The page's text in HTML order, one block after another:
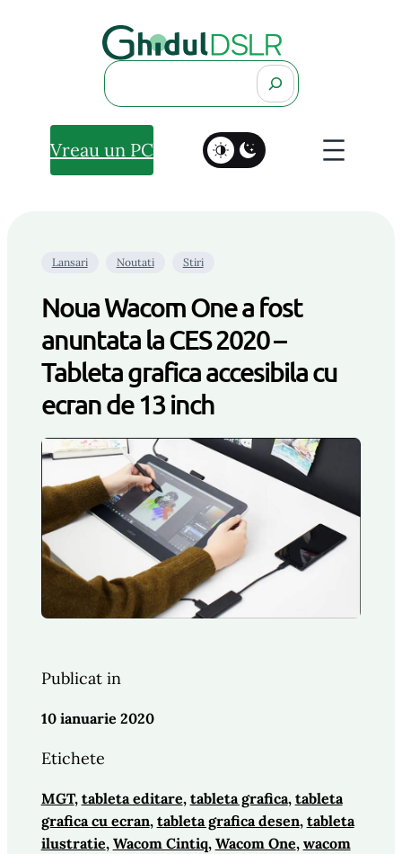
Search
Vreau un PC
Lansari Noutati Stiri
Noua Wacom One a fost
anuntata la CES 2020 –
Tableta grafica accesibila cu
ecran de 13 inch
Publicat in
10 ianuarie 2020
Etichete
MGT, tableta editare, tableta grafica, tableta
grafica cu ecran, tableta grafica desen, tableta
ilustratie, Wacom Cintiq, Wacom One, wacom